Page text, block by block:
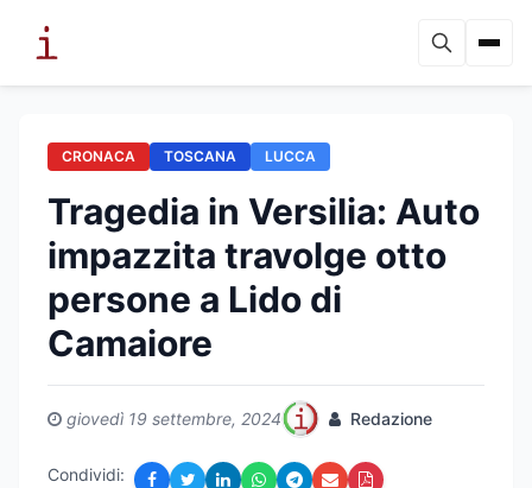
CRONACA TOSCANA LUCCA
Tragedia in Versilia: Auto
impazzita travolge otto
persone a Lido di
Camaiore
giovedì 19 settembre, 2024 Redazione
Condividi: